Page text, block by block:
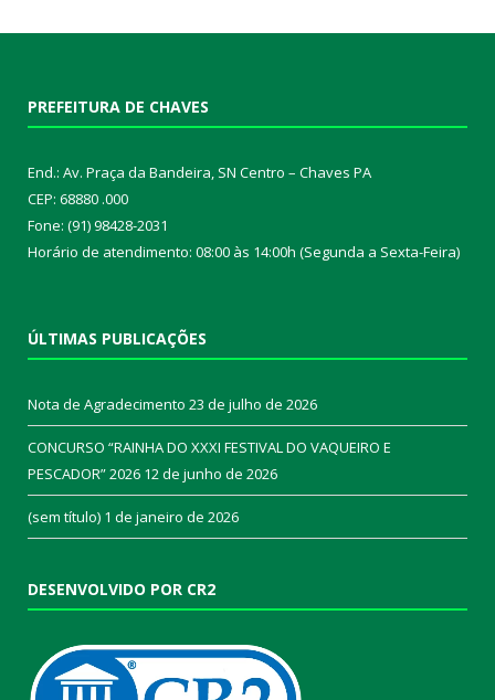
PREFEITURA DE CHAVES
End.: Av. Praça da Bandeira, SN Centro – Chaves PA
CEP: 68880 .000
Fone: (91) 98428-2031
Horário de atendimento: 08:00 às 14:00h (Segunda a Sexta-Feira)
ÚLTIMAS PUBLICAÇÕES
Nota de Agradecimento 23 de julho de 2026
CONCURSO “RAINHA DO XXXI FESTIVAL DO VAQUEIRO E
PESCADOR” 2026 12 de junho de 2026
(sem título) 1 de janeiro de 2026
DESENVOLVIDO POR CR2